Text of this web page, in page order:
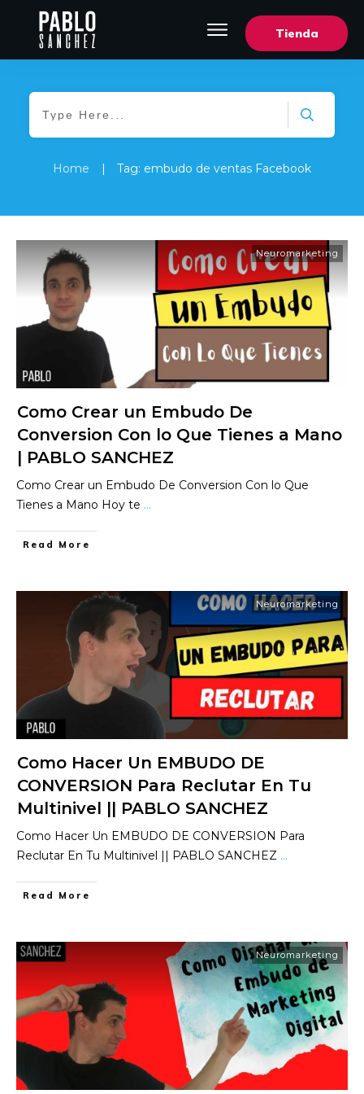
Tienda
Home Tag: embudo de ventas Facebook
Neuromarketing
Como Crear un Embudo De
Conversion Con lo Que Tienes a Mano
| PABLO SANCHEZ
Como Crear un Embudo De Conversion Con lo Que
Tienes a Mano Hoy te ...
​Read More
Neuromarketing
Como Hacer Un EMBUDO DE
CONVERSION Para Reclutar En Tu
Multinivel || PABLO SANCHEZ
Como Hacer Un EMBUDO DE CONVERSION Para
Reclutar En Tu Multinivel || PABLO SANCHEZ ...
​Read More
Neuromarketing